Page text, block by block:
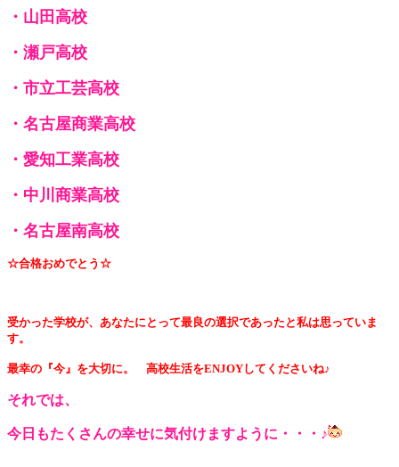
・山田高校
・瀬戸高校
・市立工芸高校
・名古屋商業高校
・愛知工業高校
・中川商業高校
・名古屋南高校
☆合格おめでとう☆
受かった学校が、あなたにとって最良の選択であったと私は思っていま
す。
最幸の『今』を大切に。 高校生活をENJOYしてくださいね♪
それでは、
今日もたくさんの幸せに気付けますように・・・♪